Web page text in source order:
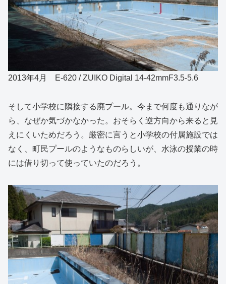
2013年4月 E-620 / ZUIKO Digital 14-42mmF3.5-5.6
そして小学校に隣接する廃プール。今まで何度も通りなが
ら、なぜか気づかなかった。おそらく逆方向から来ると見
えにくいためだろう。厳密に言うと小学校の付属施設では
なく、町民プールのようなものらしいが、水泳の授業の時
には借り切って使っていたのだろう。